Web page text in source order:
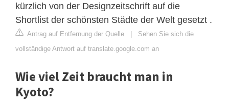
kürzlich von der Designzeitschrift auf die
Shortlist der schönsten Städte der Welt gesetzt .
Antrag auf Entfernung der Quelle | Sehen Sie sich die
vollständige Antwort auf translate.google.com an
Wie viel Zeit braucht man in
Kyoto?